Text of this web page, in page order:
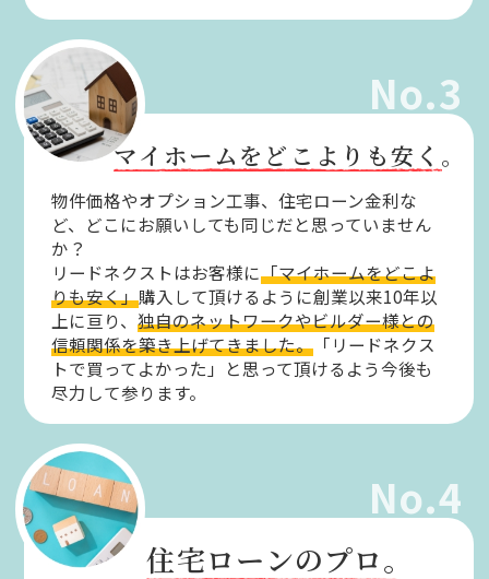
No.3
マイホームをどこよりも安く。
物件価格やオプション工事、住宅ローン金利な
ど、どこにお願いしても同じだと思っていません
か？
リードネクストはお客様に「マイホームをどこよ
りも安く」購入して頂けるように創業以来10年以
上に亘り、独自のネットワークやビルダー様との
信頼関係を築き上げてきました。 「リードネクス
トで買ってよかった」と思って頂けるよう今後も
尽力して参ります。
No.4
住宅ローンのプロ。